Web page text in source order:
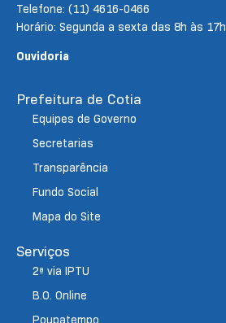
Telefone: (11) 4616-0466
Horário: Segunda a sexta das 8h às 17h
Ouvidoria
Prefeitura de Cotia
Equipes de Governo
Secretarias
Transparência
Fundo Social
Mapa do Site
Serviços
2ª via IPTU
B.O. Online
Poupatempo